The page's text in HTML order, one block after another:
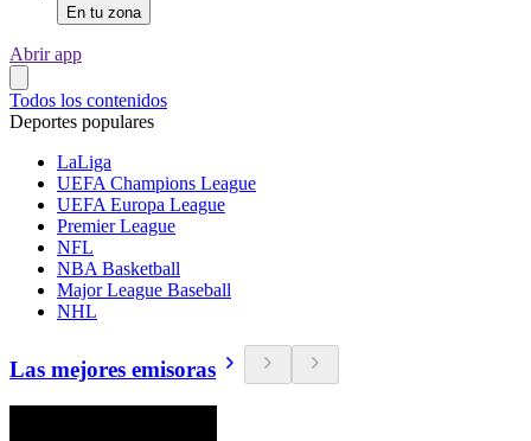
En tu zona
Abrir app
Todos los contenidos
Deportes populares
LaLiga
UEFA Champions League
UEFA Europa League
Premier League
NFL
NBA Basketball
Major League Baseball
NHL
Las mejores emisoras